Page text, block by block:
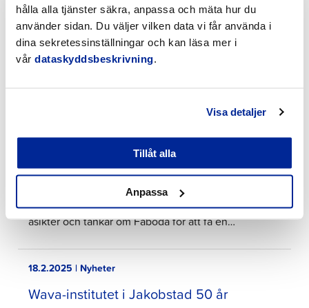
hålla alla tjänster säkra, anpassa och mäta hur du
använder sidan. Du väljer vilken data vi får använda i
dina sekretessinställningar och kan läsa mer i
vår dataskyddsbeskrivning
Visa detaljer
Tillåt alla
Anpassa
förhandsuppgiften för mötet, där de frågade vad de
som…
Veckans fråga: Fäboda ur invånarnas
Denna enkät är en del av Fäboda-projektet som
startade i januari 2025 och syftar till att involvera
regionens invånare i att utveckla Fäboda-området
tillsammans. Under projektets gång samlar vi in era
åsikter och tankar om Fäboda för att få en…
18.2.2025 | Nyheter
Wava-institutet i Jakobstad 50 år